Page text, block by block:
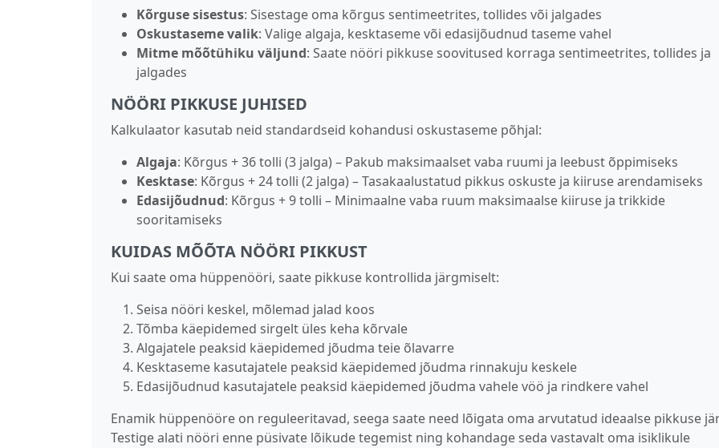
Kõrguse sisestus: Sisestage oma kõrgus sentimeetrites, tollides või jalgades
Oskustaseme valik: Valige algaja, kesktaseme või edasijõudnud taseme vahel
Mitme mõõtühiku väljund: Saate nööri pikkuse soovitused korraga sentimeetrites, tollides ja
jalgades
NÖÖRI PIKKUSE JUHISED
Kalkulaator kasutab neid standardseid kohandusi oskustaseme põhjal:
Algaja: Kõrgus + 36 tolli (3 jalga) – Pakub maksimaalset vaba ruumi ja leebust õppimiseks
Kesktase: Kõrgus + 24 tolli (2 jalga) – Tasakaalustatud pikkus oskuste ja kiiruse arendamiseks
Edasijõudnud: Kõrgus + 9 tolli – Minimaalne vaba ruum maksimaalse kiiruse ja trikkide
sooritamiseks
KUIDAS MÕÕTA NÖÖRI PIKKUST
Kui saate oma hüppenööri, saate pikkuse kontrollida järgmiselt:
Seisa nööri keskel, mõlemad jalad koos
Tõmba käepidemed sirgelt üles keha kõrvale
Algajatele peaksid käepidemed jõudma teie õlavarre
Kesktaseme kasutajatele peaksid käepidemed jõudma rinnakuju keskele
Edasijõudnud kasutajatele peaksid käepidemed jõudma vahele vöö ja rindkere vahel
Enamik hüppenööre on reguleeritavad, seega saate need lõigata oma arvutatud ideaalse pikkuse
Testige alati nööri enne püsivate lõikude tegemist ning kohandage seda vastavalt oma isiklikule